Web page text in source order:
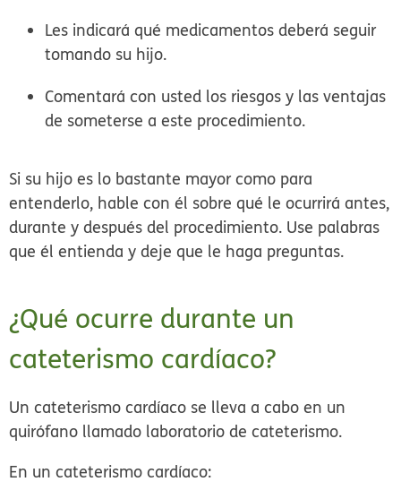
Les indicará qué medicamentos deberá seguir
tomando su hijo.
Comentará con usted los riesgos y las ventajas
de someterse a este procedimiento.
Si su hijo es lo bastante mayor como para
entenderlo, hable con él sobre qué le ocurrirá antes,
durante y después del procedimiento. Use palabras
que él entienda y deje que le haga preguntas.
¿Qué ocurre durante un
cateterismo cardíaco?
Un cateterismo cardíaco se lleva a cabo en un
quirófano llamado laboratorio de cateterismo.
En un cateterismo cardíaco: